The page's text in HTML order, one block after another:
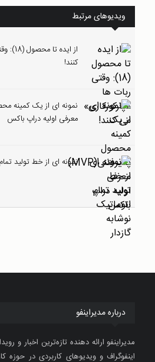
ویدیوهای مرتبط
از
کنند!
معرفی اولیه دراپ باکس
نمونه ای از خط تولید
درباره مدیراینفو
مدیراینفو ارائه دهنده تازه‌ترین اخبار و
اینفوگراف و ویدیوهای کاربردی در حوزه